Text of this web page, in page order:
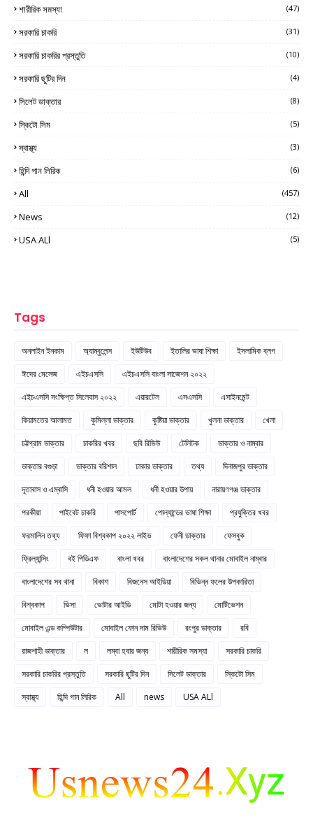
শারীরিক সমস্যা (47)
সরকারি চাকরি (31)
সরকারি চাকরির প্রস্তুতি (10)
সরকারি ছুটির দিন (4)
সিলেট ডাক্তার (8)
স্কিটো সিম (5)
স্বাস্থ্য (3)
হিন্দি গান লিরিক (6)
All (457)
News (12)
USA ALl (5)
Tags
অনলাইন ইনকাম অ্যাম্বুলেন্স ইউটিউব ইতালির ভাষা শিক্ষা
ইসলামিক ব্লগ
ঈদের মেসেজ
এইচএসসি
এইচএসসি বাংলা সাজেশন ২০২২
এইচএসসি সংক্ষিপ্ত সিলেবাস ২০২২
এয়ারটেল এসএসসি
এসাইনমেন্ট
কিয়ামতের আলামত
কুমিল্লা ডাক্তার কুষ্টিয়া ডাক্তার খুলনা ডাক্তার
খেলা
চট্টগ্রাম ডাক্তার
চাকরির খবর ছবি রিভিউ টেলিটক
ডাক্তার ও নাম্বার
ডাক্তার বগুড়া
ডাক্তার বরিশাল ঢাকার ডাক্তার তথ্য
দিনাজপুর ডাক্তার
দূতাবাস ও এম্বাসি
ধনী হওয়ার আমল ধনী হওয়ার উপায়
নারায়ণগঞ্জ ডাক্তার
পরকীয়া
পাইবেট চাকরি পাসপোর্ট পোল্যান্ডের ভাষা শিক্ষা
প্রযুক্তির খবর
ফরমালিন তথ্য
ফিফা বিশ্বকাপ ২০২২ লাইভ ফেনী ডাক্তার
ফেসবুক
ফ্রিল্যান্সিং
বই পিডিএফ বাংলা খবর
বাংলাদেশের সকল থানার মোবাইল নাম্বার
বাংলাদেশের সব থানা
বিকাশ বিজনেস আইডিয়া
বিভিন্ন ফলের উপকারিতা
বিশ্বকাপ
ভিসা ভোটার আইডি মোটা হওয়ার জন্য
মোটিভেশন
মোবাইল এন্ড কম্পিউটার
মোবাইল ফোন দাম রিভিউ রংপুর ডাক্তার
রবি
রাজশাহী ডাক্তার
ল লম্বা হবার জন্য শারীরিক সমস্যা
সরকারি চাকরি
সরকারি চাকরির প্রস্তুতি
সরকারি ছুটির দিন সিলেট ডাক্তার
স্কিটো সিম
স্বাস্থ্য
হিন্দি গান লিরিক All news USA ALl